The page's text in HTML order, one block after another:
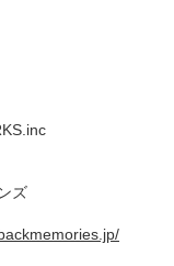
ズ